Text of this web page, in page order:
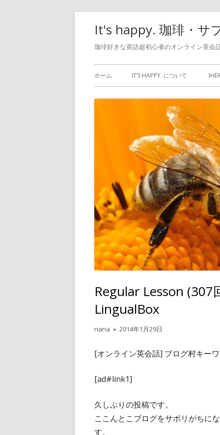
It's happy. 珈琲・サ
珈琲好きな英語超初心者のオンライン英会
メ
イ
ー
ホーム IT’S HAPPY. について
Regular Lesson (307
LingualBox
作
者
nana
公
日
2014年1月29日
[オンライン英会話] ブログ村キー
[ad#link1]
久しぶりの投稿です。
ここんとこブログをサボリがちに
す。